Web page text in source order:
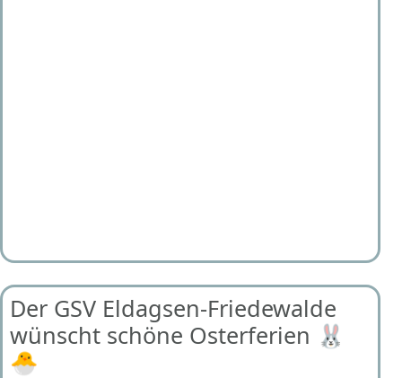
Der GSV Eldagsen-Friedewalde
wünscht schöne Osterferien 🐰
🐣